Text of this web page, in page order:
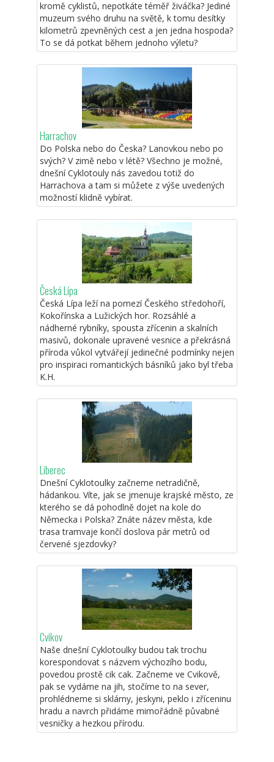
kromě cyklistů, nepotkáte téměř živáčka? Jediné
muzeum svého druhu na světě, k tomu desítky
kilometrů zpevněných cest a jen jedna hospoda?
To se dá potkat během jednoho výletu?
Harrachov
Do Polska nebo do Česka? Lanovkou nebo po
svých? V zimě nebo v létě? Všechno je možné,
dnešní Cyklotouly nás zavedou totiž do
Harrachova a tam si můžete z výše uvedených
možností klidně vybírat.
Česká Lípa
Česká Lípa leží na pomezí Českého středohoří,
Kokořínska a Lužických hor. Rozsáhlé a
nádherné rybníky, spousta zřícenin a skalních
masivů, dokonale upravené vesnice a překrásná
příroda vůkol vytvářejí jedinečné podmínky nejen
pro inspiraci romantických básníků jako byl třeba
K.H.
Liberec
Dnešní Cyklotoulky začneme netradičně,
hádankou. Víte, jak se jmenuje krajské město, ze
kterého se dá pohodlně dojet na kole do
Německa i Polska? Znáte název města, kde
trasa tramvaje končí doslova pár metrů od
červené sjezdovky?
Cvikov
Naše dnešní Cyklotoulky budou tak trochu
korespondovat s názvem výchozího bodu,
povedou prostě cik cak. Začneme ve Cvikově,
pak se vydáme na jih, stočíme to na sever,
prohlédneme si sklárny, jeskyni, peklo i zříceninu
hradu a navrch přidáme mimořádně půvabné
vesničky a hezkou přírodu.